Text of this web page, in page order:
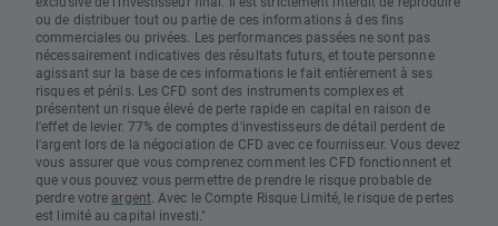
ou de distribuer tout ou partie de ces informations à des fins
commerciales ou privées. Les performances passées ne sont pas
nécessairement indicatives des résultats futurs, et toute personne
agissant sur la base de ces informations le fait entièrement à ses
risques et périls. Les CFD sont des instruments complexes et
présentent un risque élevé de perte rapide en capital en raison de
l'effet de levier. 77% de comptes d'investisseurs de détail perdent de
l'argent lors de la négociation de CFD avec ce fournisseur. Vous devez
vous assurer que vous comprenez comment les CFD fonctionnent et
que vous pouvez vous permettre de prendre le risque probable de
perdre votre argent. Avec le Compte Risque Limité, le risque de pertes
est limité au capital investi."